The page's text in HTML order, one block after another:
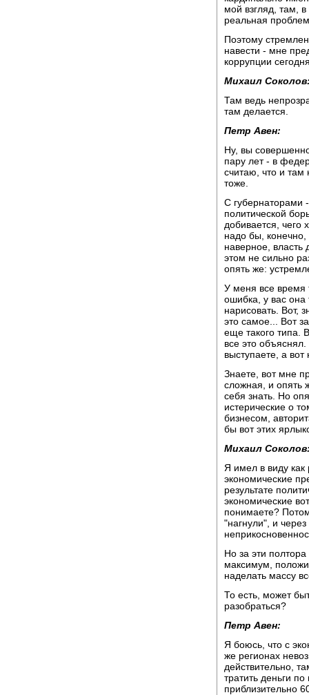
мой взгляд, там,
реальная
Поэтому
навести - мне
коррупции
Михаил
Там ведь
там делается.
Петр Авен:
Ну, вы
пару лет - в
считаю, что и
тоже.
С губернаторами
политической
добивается, чего
надо бы,
наверное, власть
этом не сильно
опять же:
У меня все время
ошибка, у вас она
нарисовать. Вот,
это самое... Вот
еще такого типа.
все это объяснял.
выступаете, а
Знаете, вот мне
сложная, и опять
себя знать. Но
истерические о
бизнесом,
бы вот этих
Михаил
Я имел в виду как
экономические
результате
экономические
понимаете?
"нагнули", и
Но за эти полтора
максимум,
наделать массу
То есть, может
разобраться?
Петр Авен:
Я боюсь, что с
же регионах
действительно,
тратить деньги
приблизительно